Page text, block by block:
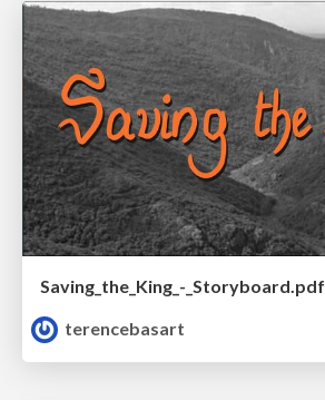
Saving_the_King_-_Storyboard.pdf
terencebasart